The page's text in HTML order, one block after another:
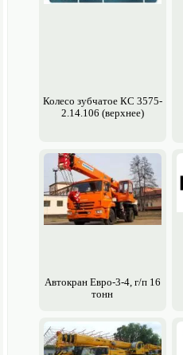
Колесо зубчатое КС 3575-
2.14.106 (верхнее)
Авто­кран Евро-3-4, г/п 16
тонн